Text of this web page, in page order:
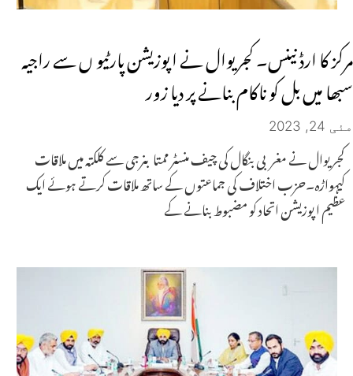
مرکز کا ارڈنینس۔ کجریوال نے اپوزیشن پارٹیو ں سے راجیہ
سبھا میں بل کو ناکام بنانے پر دیا زور
مئی 24, 2023
کجریوال نے مغربی بنگال کی چیف منسٹر ممتا بنرجی سے کلکتہ میں ملاقات
کیہواڑہ۔حزب اختلاف کی جماعتوں کے ساتھ ملاقات کرتے ہوئے ایک
عظیم اپوزیشن اتحاد کو مضبوط بنانے کے